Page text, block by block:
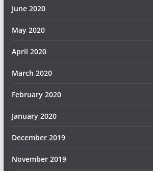
June 2020
May 2020
April 2020
March 2020
February 2020
January 2020
December 2019
November 2019